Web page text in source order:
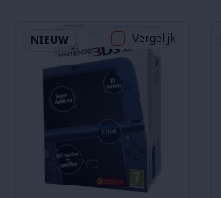
NIEUW Vergelijk